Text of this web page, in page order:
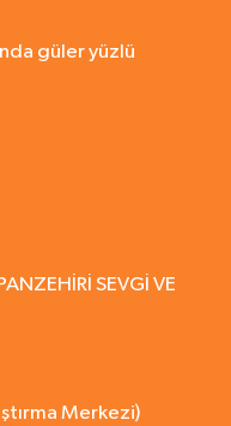
güler yüzlü
SEVGİ VE
RAM (Rehberlik Araştırma Merkezi)